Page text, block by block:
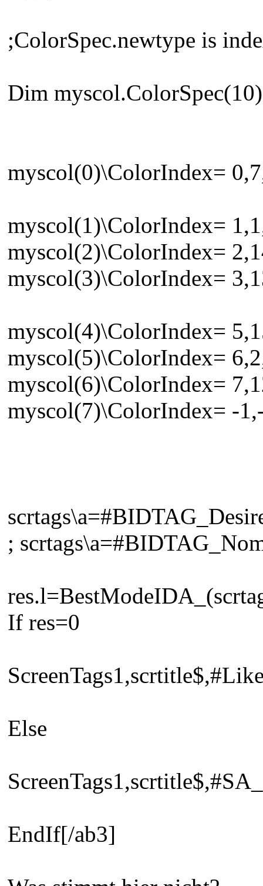
;ColorSpec.newtype is
Dim
myscol(0)\ColorIndex=
myscol(1)\ColorIndex=
myscol(2)\ColorIndex=
myscol(3)\ColorIndex=
myscol(4)\ColorIndex=
myscol(5)\ColorIndex=
myscol(6)\ColorIndex=
myscol(7)\ColorIndex= -
;
If res=0
Else
EndIf[/ab3]